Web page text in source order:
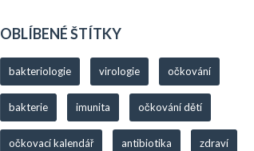
OBLÍBENÉ ŠTÍTKY
bakteriologie virologie očkování
bakterie imunita očkování dětí
očkovací kalendář antibiotika zdraví